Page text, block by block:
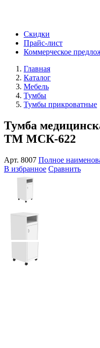
Скидки
Прайс-лист
Коммерческое
Главная
Каталог
Мебель
Тумбы
Тумбы прикроватные
Тумба
ТМ МСК-622
Арт. 8007 Полное
В избранное Сравнить